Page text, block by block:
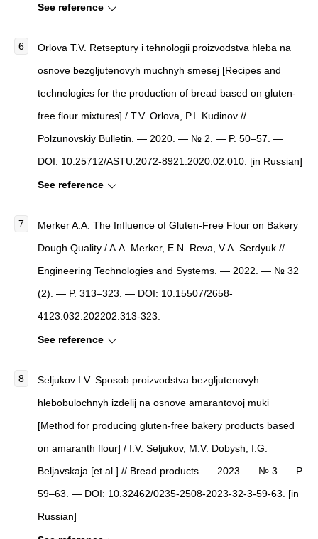
See reference
Orlova T.V. Retseptury i tehnologii proizvodstva hleba na
osnove bezgljutenovyh muchnyh smesej [Recipes and
technologies for the production of bread based on gluten-
free flour mixtures] / T.V. Orlova, P.I. Kudinov //
Polzunovskiy Bulletin. — 2020. — № 2. — P. 50–57. —
DOI: 10.25712/ASTU.2072-8921.2020.02.010. [in Russian]
See reference
Merker A.A. The Influence of Gluten-Free Flour on Bakery
Dough Quality / A.A. Merker, E.N. Reva, V.A. Serdyuk //
Engineering Technologies and Systems. — 2022. — № 32
(2). — P. 313–323. — DOI: 10.15507/2658-
4123.032.202202.313-323.
See reference
Seljukov I.V. Sposob proizvodstva bezgljutenovyh
hlebobulochnyh izdelij na osnove amarantovoj muki
[Method for producing gluten-free bakery products based
on amaranth flour] / I.V. Seljukov, M.V. Dobysh, I.G.
Beljavskaja [et al.] // Bread products. — 2023. — № 3. — P.
59–63. — DOI: 10.32462/0235-2508-2023-32-3-59-63. [in
Russian]